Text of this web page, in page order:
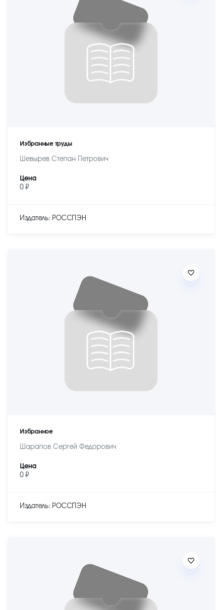
Избранные труды
Шевырев Степан Петрович
Цена
0 ₽
Издатель: РОССПЭН
Избранное
Шарапов Сергей Федорович
Цена
0 ₽
Издатель: РОССПЭН